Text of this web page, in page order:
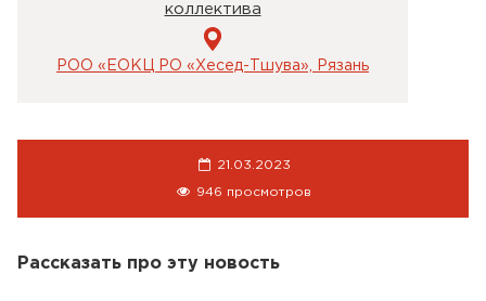
коллектива
РОО «ЕОКЦ РО «Хесед-Тшува», Рязань
21.03.2023
946 просмотров
Рассказать про эту новость